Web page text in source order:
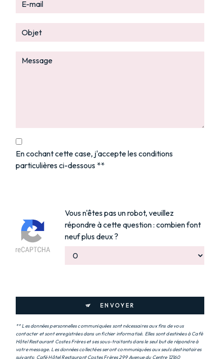
En cochant cette case, j'accepte les conditions
particulières ci-dessous **
Vous n'êtes pas un robot, veuillez
répondre à cette question : combien font
neuf plus deux ?
ENVOYER
** Les données personnelles communiquées sont nécessaires aux fins de vous
contacter et sont enregistrées dans un fichier informatisé. Elles sont destinées à Café
Hôtel Restaurant Costes Frères et ses sous-traitants dans le seul but de répondre à
votre message. Les données collectées seront communiquées aux seuls destinataires
suivants: Café Hôtel Restaurant Costes Frères 299 Avenue du Centre 12160